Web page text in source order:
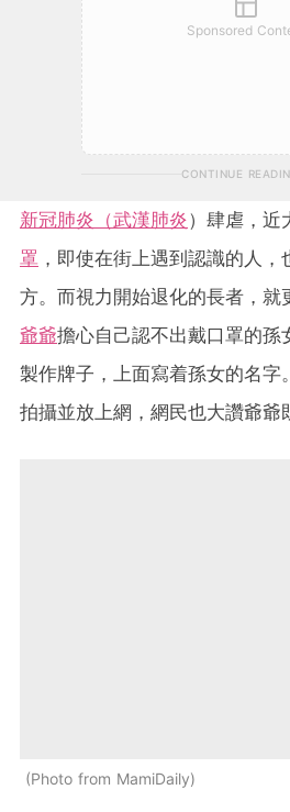
Sponsored
CONTINUE
新冠肺炎（武漢肺炎）肆虐，近
罩 ，即使在街上遇到認識的人
方。而視力開始退化的長者，就
爺爺擔心自己認不出戴口罩的孫
製作牌子，上面寫着孫女的名字
拍攝並放上網，網民也大讚爺爺
Photo from MamiDaily